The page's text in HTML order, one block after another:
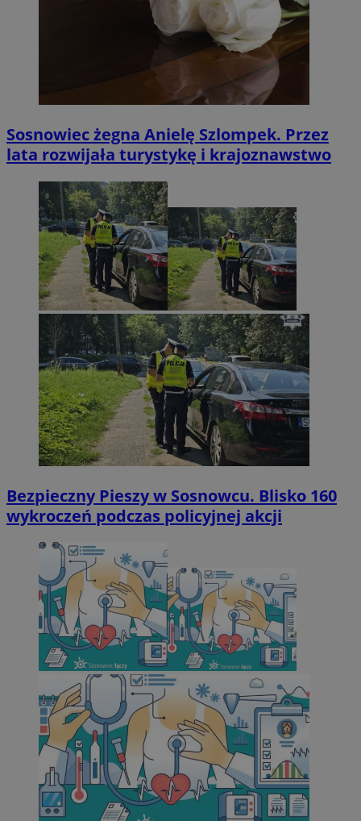
Sosnowiec żegna Anielę Szlompek. Przez
lata rozwijała turystykę i krajoznawstwo
Bezpieczny Pieszy w Sosnowcu. Blisko 160
wykroczeń podczas policyjnej akcji